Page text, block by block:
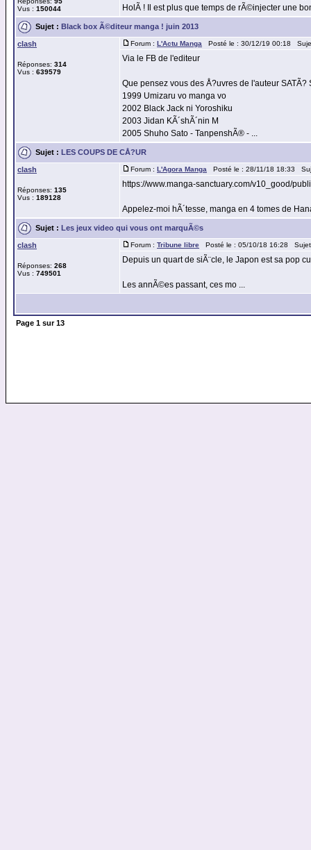
Vus : 150044
HolÃ ! Il est plus que temps de rÃ©injecter une
Sujet : Black box Ã©diteur manga ! juin 2013
clash
Réponses: 314
Vus : 639579
Forum : L'Actu Manga Posté le : 30/12/19 00:18
Via le FB de l'editeur
Que pensez vous des Å?uvres de l'auteur SATÃ?
1999 Umizaru vo manga vo
2002 Black Jack ni Yoroshiku
2003 Jidan KÃ´shÃ´nin M
2005 Shuho Sato - TanpenshÃ® - ...
Sujet : LES COUPS DE CÅ?UR
clash
Réponses: 135
Vus : 189128
Forum : L'Agora Manga Posté le : 28/11/18 18:33
https://www.manga-sanctuary.com/v10_good/
Appelez-moi hÃ´tesse, manga en 4 tomes de
Sujet : Les jeux video qui vous ont marquÃ©s
clash
Réponses: 268
Vus : 749501
Forum : Tribune libre Posté le : 05/10/18 16:28
Depuis un quart de siÃ¨cle, le Japon est sa pop
Les annÃ©es passant, ces mo ...
Page 1 sur13